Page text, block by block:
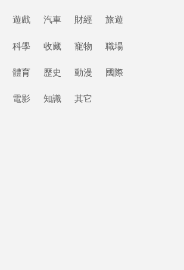
遊戲 汽車 財經 旅遊
科學 收藏 寵物 職場
體育 歷史 動漫 國際
電影 知識 其它